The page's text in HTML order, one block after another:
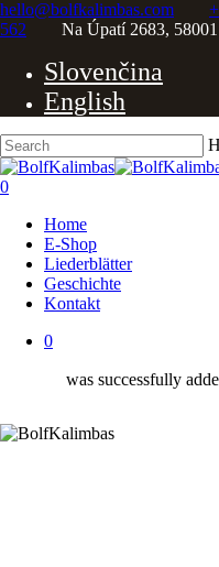
Skip
to
content
hello@bolfkalimbas.com
562
Na Úpatí 2683,
Slovenčina
English
Close
Search
0
Home
E-Shop
Liederblätter
Geschichte
Kontakt
0
was successfully